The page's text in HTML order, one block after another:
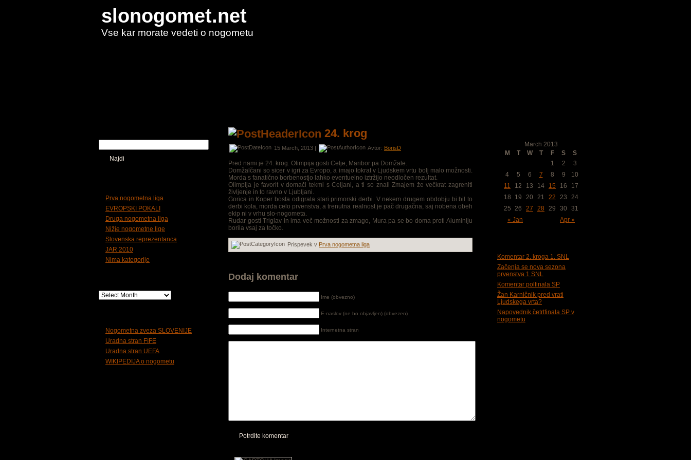
slonogomet.net
Vse kar morate vedeti o nogometu
Najdi
Prva nogometna liga
EVROPSKI POKALI
Druga nogometna liga
Nižje nogometne lige
Slovenska reprezentanca
JAR 2010
Nima kategorije
Nogometna zveza SLOVENIJE
Uradna stran FIFE
Uradna stran UEFA
WIKIPEDIJA o nogometu
24. krog
15 March, 2013 | Avtor: BorisD
Pred nami je 24. krog. Olimpija gosti Celje, Maribor pa Domžale.
Domžalčani so sicer v igri za Evropo, a imajo tokrat v Ljudskem vrtu bolj malo možnosti.
Morda s fanatično borbenostjo lahko eventuelno iztržijo neodločen rezultat.
Olimpija je favorit v domači tekmi s Celjani, a ti so znali Zmajem že večkrat zagreniti
življenje in to ravno v Ljubljani.
Gorica in Koper bosta odigrala stari primorski derbi. V nekem drugem obdobju bi bil to
derbi kola, morda celo prvenstva, a trenutna realnost je pač drugačna, saj nobena obeh
ekip ni v vrhu slo-nogometa.
Rudar gosti Triglav in ima več možnosti za zmago, Mura pa se bo doma proti Aluminiju
borila vsaj za točko.
Prispevek v Prva nogometna liga
Dodaj komentar
Ime (obvezno)
E-naslov (ne bo objavljen) (obvezen)
Internetna stran
Potrdite komentar
March 2013
M
T W T F S S
« Jan Apr »
1 2
3
4
5 6 7 8 9
10
11
12 13 14 15 16
17
18
19 20 21 22 23
24
25 26 27 28 29 30 31
Komentar 2. kroga 1. SNL
Začenja se nova sezona
prvenstva 1 SNL
Komentar polfinala SP
Žan Karničnik pred vrati
Ljudskega vrta?
Napovednik četrtfinala SP v
nogometu